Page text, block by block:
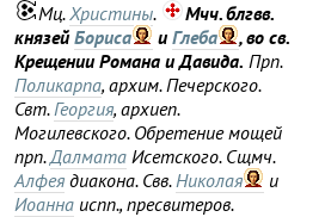
Мц.Христины.
Мчч. блгвв.
князейБориса иГлеба
, во св.
Крещении Романа и Давида. Прп.
Поликарпа, архим. Печерского.
Свт.Георгия, архиеп.
Могилевского. Обретение мощей
прп.Далмата Исетского. Сщмч.
Алфея диакона. Свв.Николая
и
Иоанна испп., пресвитеров.